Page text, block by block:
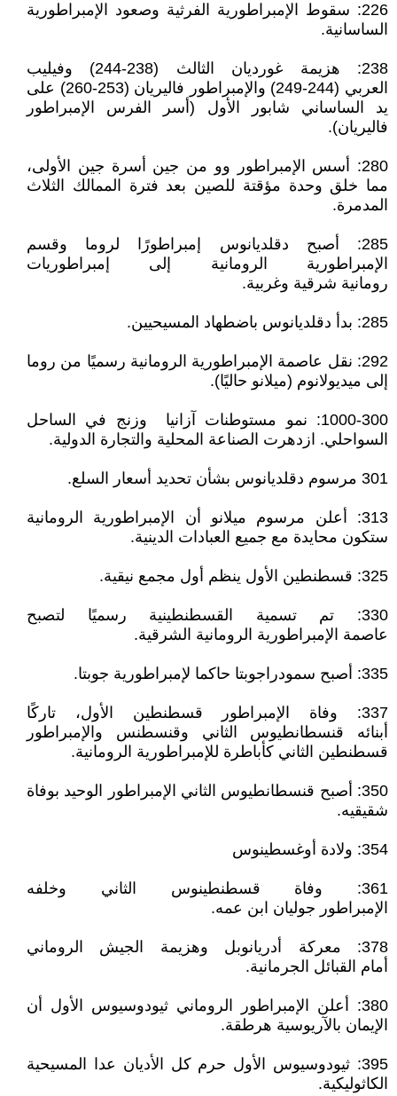
226: سقوط الإمبراطورية الفرثية وصعود الإمبراطورية
الساسانية.
238: هزيمة غورديان الثالث (238-244) وفيليب
العربي (244-249) والإمبراطور فاليريان (253-260) على
يد الساساني شابور الأول (أسر الفرس الإمبراطور
فاليريان).
280: أسس الإمبراطور وو من جين أسرة جين الأولى،
مما خلق وحدة مؤقتة للصين بعد فترة الممالك الثلاث
المدمرة.
285: أصبح دقلديانوس إمبراطورًا لروما وقسم
الإمبراطورية الرومانية إلى إمبراطوريات
رومانية شرقية وغربية.
285: بدأ دقلديانوس باضطهاد المسيحيين.
292: نقل عاصمة الإمبراطورية الرومانية رسميًا من روما
إلى ميديولانوم (ميلانو حاليًا).
1000-300: نمو مستوطنات آزانيا وزنج في الساحل
السواحلي. ازدهرت الصناعة المحلية والتجارة الدولية.
301 مرسوم دقلديانوس بشأن تحديد أسعار السلع.
313: أعلن مرسوم ميلانو أن الإمبراطورية الرومانية
ستكون محايدة مع جميع العبادات الدينية.
325: قسطنطين الأول ينظم أول مجمع نيقية.
330: تم تسمية القسطنطينية رسميًا لتصبح
عاصمة الإمبراطورية الرومانية الشرقية.
335: أصبح سمودراجوبتا حاكما لإمبراطورية جوبتا.
337: وفاة الإمبراطور قسطنطين الأول، تاركًا
أبنائه قنسطانطيوس الثاني وقنسطنس والإمبراطور
قسطنطين الثاني كأباطرة للإمبراطورية الرومانية.
350: أصبح قنسطانطيوس الثاني الإمبراطور الوحيد بوفاة
شقيقيه.
354: ولادة أوغسطينوس
361: وفاة قسطنطينوس الثاني وخلفه
الإمبراطور جوليان ابن عمه.
378: معركة أدريانوبل وهزيمة الجيش الروماني
أمام القبائل الجرمانية.
380: أعلن الإمبراطور الروماني ثيودوسيوس الأول أن
الإيمان بالآريوسية هرطقة.
395: ثيودوسيوس الأول حرم كل الأديان عدا المسيحية
الكاثوليكية.